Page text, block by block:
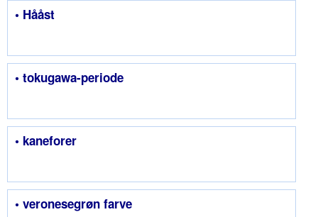
• Hååst
• tokugawa-periode
• kaneforer
• veronesegrøn farve